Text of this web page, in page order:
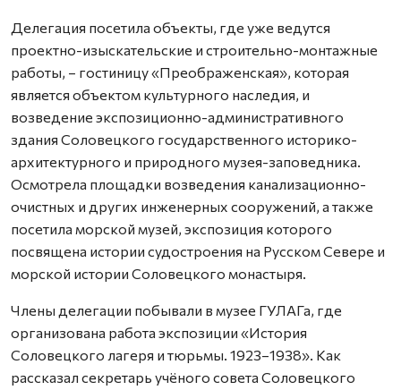
Делегация посетила объекты, где уже ведутся
проектно-изыскательские и строительно-монтажные
работы, – гостиницу «Преображенская», которая
является объектом культурного наследия, и
возведение экспозиционно-административного
здания Соловецкого государственного историко-
архитектурного и природного музея-заповедника.
Осмотрела площадки возведения канализационно-
очистных и других инженерных сооружений, а также
посетила морской музей, экспозиция которого
посвящена истории судостроения на Русском Севере и
морской истории Соловецкого монастыря.
Члены делегации побывали в музее ГУЛАГа, где
организована работа экспозиции «История
Соловецкого лагеря и тюрьмы. 1923–1938». Как
рассказал секретарь учёного совета Соловецкого